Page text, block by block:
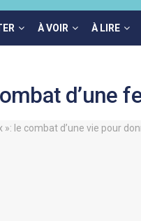
À VOIR À LIRE
d’une